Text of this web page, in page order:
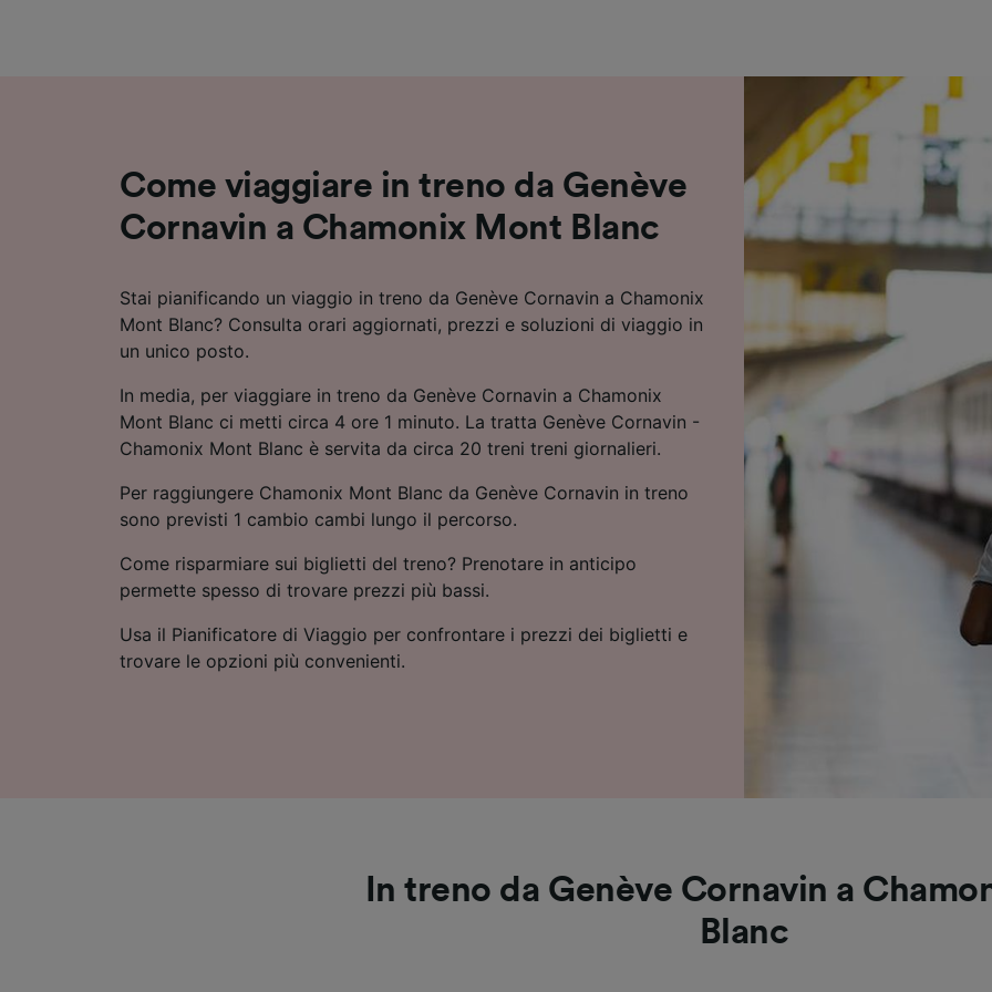
Come viaggiare in treno da Genève
Cornavin a Chamonix Mont Blanc
Stai pianificando un viaggio in treno da Genève Cornavin a Chamonix
Mont Blanc? Consulta orari aggiornati, prezzi e soluzioni di viaggio in
un unico posto.
In media, per viaggiare in treno da Genève Cornavin a Chamonix
Mont Blanc ci metti circa 4 ore 1 minuto. La tratta Genève Cornavin -
Chamonix Mont Blanc è servita da circa 20 treni treni giornalieri.
Per raggiungere Chamonix Mont Blanc da Genève Cornavin in treno
sono previsti 1 cambio cambi lungo il percorso.
Come risparmiare sui biglietti del treno? Prenotare in anticipo
permette spesso di trovare prezzi più bassi.
Usa il Pianificatore di Viaggio per confrontare i prezzi dei biglietti e
trovare le opzioni più convenienti.
In treno da Genève Cornavin a
Blanc